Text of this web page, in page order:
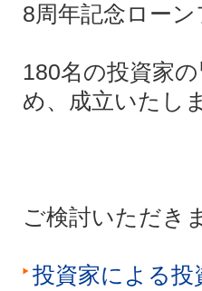
8周年記念ロー
180名の投資家
め、成立いたし
ご検討いただき
投資家による